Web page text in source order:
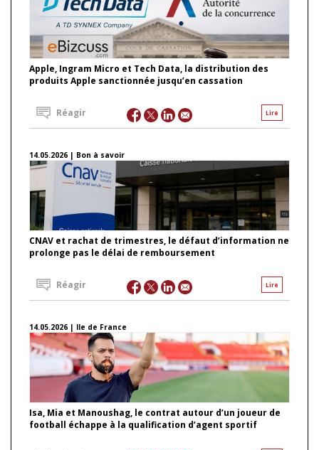
Apple, Ingram Micro et Tech Data, la distribution des
produits Apple sanctionnée jusqu’en cassation
Lire
Réagir
14.05.2026 | Bon à savoir
CNAV et rachat de trimestres, le défaut d’information ne
prolonge pas le délai de remboursement
Lire
Réagir
14.05.2026 | Ile de France
Isa, Mia et Manoushag, le contrat autour d’un joueur de
football échappe à la qualification d’agent sportif